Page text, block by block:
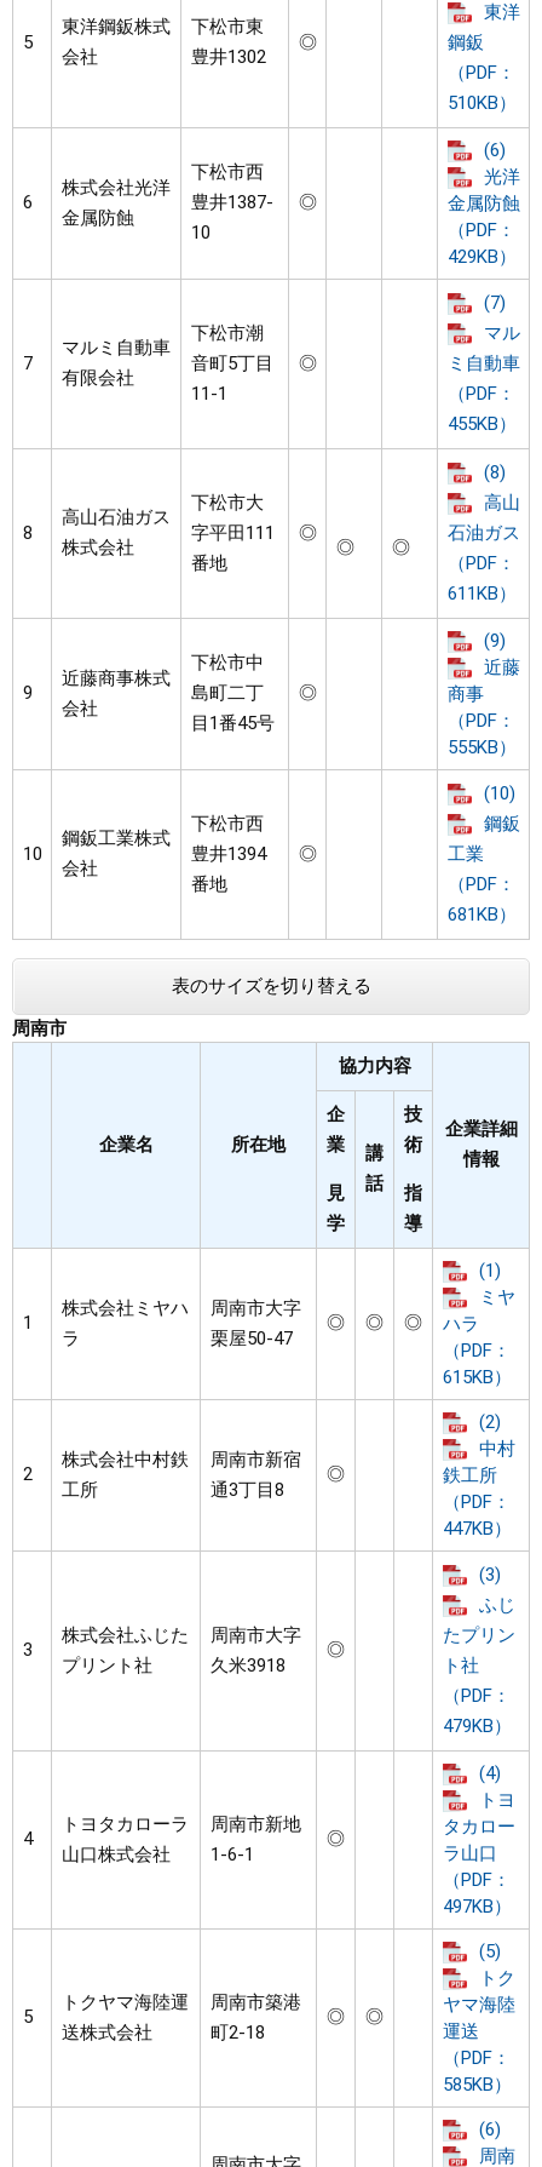
5
東洋鋼鈑株式
会社
下松市東
豊井1302
◎
東洋
鋼鈑
（PDF：
510KB）
6
株式会社光洋
金属防蝕
下松市西
豊井1387-
10
◎
(6)
光洋
金属防蝕
（PDF：
429KB）
7
マルミ自動車
有限会社
下松市潮
音町5丁目
11-1
◎
(7)
マル
ミ自動車
（PDF：
455KB）
8
高山石油ガス
株式会社
下松市大
字平田111
番地
◎
◎ ◎
(8)
高山
石油ガス
（PDF：
611KB）
9
近藤商事株式
会社
下松市中
島町二丁
目1番45号
◎
(9)
近藤
商事
（PDF：
555KB）
10
鋼鈑工業株式
会社
下松市西
豊井1394
番地
◎
(10)
鋼鈑
工業
（PDF：
681KB）
表のサイズを切り替える
周南市
企業名 所在地
協力内容
企業詳細
情報
企
業
見
学
講
話
技
術
指
導
1
株式会社ミヤハ
ラ
周南市大字
栗屋50-47
◎ ◎ ◎
(1)
ミヤ
ハラ
（PDF：
615KB）
2
株式会社中村鉄
工所
周南市新宿
通3丁目8
◎
(2)
中村
鉄工所
（PDF：
447KB）
3
株式会社ふじた
プリント社
周南市大字
久米3918
◎
(3)
ふじ
たプリン
ト社
（PDF：
479KB）
4
トヨタカローラ
山口株式会社
周南市新地
1-6-1
◎
(4)
トヨ
タカロー
ラ山口
（PDF：
497KB）
5
トクヤマ海陸運
送株式会社
周南市築港
町2-18
◎ ◎
(5)
トク
ヤマ海陸
運送
（PDF：
585KB）
(6)
周南